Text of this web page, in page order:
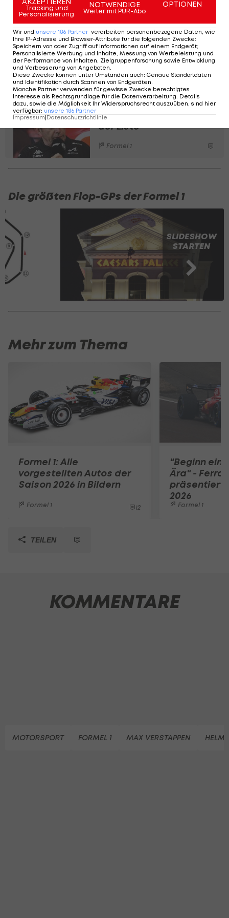
an den Verstappen aber fast noch rankommt. Er
fährt nämlich zeitgleich über die Linie, doch da er
die Runde später fährt, behält Russell die Führung
und somit die Pole für Mercedes.
Das Ergebnis des Qualifyings in Montreal:
Diese Fahrer hat Alpine
für nächste Saison auf
der Liste
Formel 1
Die größten Flop-GPs der Formel 1
SLIDESHOW
STARTEN
Mehr zum Thema
Formel 1: Alle
vorgestellten Autos der
Saison 2026 in Bildern
Formel 1 12
"Beginn
Ära" -
präsentiert
2026
Formel 1
TEILEN
KOMMENTARE
MOTORSPORT FORMEL 1 MAX VERSTAPPEN
Tracking und
Personalisierung
NOTWENDIGE
Weiter mit PUR-Abo
OPTIONEN
Wir und unsere 186 Partner verarbeiten personenbezogene Daten, wie
Ihre IP-Adresse und Browser-Attribute für die folgenden Zwecke:
Speichern von oder Zugriff auf Informationen auf einem Endgerät;
Personalisierte Werbung und Inhalte, Messung von Werbeleistung und
der Performance von Inhalten, Zielgruppenforschung sowie Entwicklung
und Verbesserung von Angeboten
Diese Zwecke können unter Umständen auch: Genaue Standortdaten
und Identifikation durch Scannen von Endgeräten
Manche Partner verwenden für gewisse Zwecke berechtigtes
Interesse als Rechtsgrundlage für die Datenverarbeitung. Details
dazu, sowie die Möglichkeit Ihr Widerspruchsrecht auszuüben, sind hier
verfügbar: unsere 186 Partner
Impressum|Datenschutzrichtlinie